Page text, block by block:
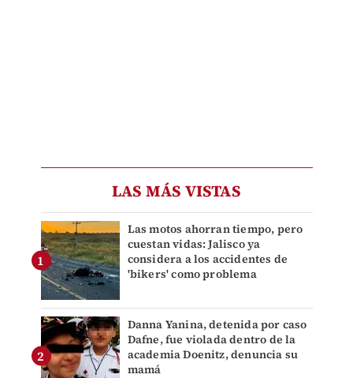
LAS MÁS VISTAS
Las motos ahorran tiempo, pero
cuestan vidas: Jalisco ya
considera a los accidentes de
'bikers' como problema
Danna Yanina, detenida por caso
Dafne, fue violada dentro de la
academia Doenitz, denuncia su
mamá